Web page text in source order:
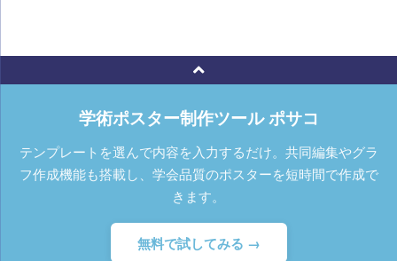
学術ポスター制作ツール ポサコ
テンプレートを選んで内容を入力するだけ。共同編集やグラ
フ作成機能も搭載し、学会品質のポスターを短時間で作成で
きます。
無料で試してみる →